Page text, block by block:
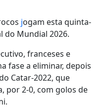
jogam esta quinta-
do Mundial 2026.
franceses e
fase a eliminar, depois
Catar-2022, que
por 2-0, com golos de